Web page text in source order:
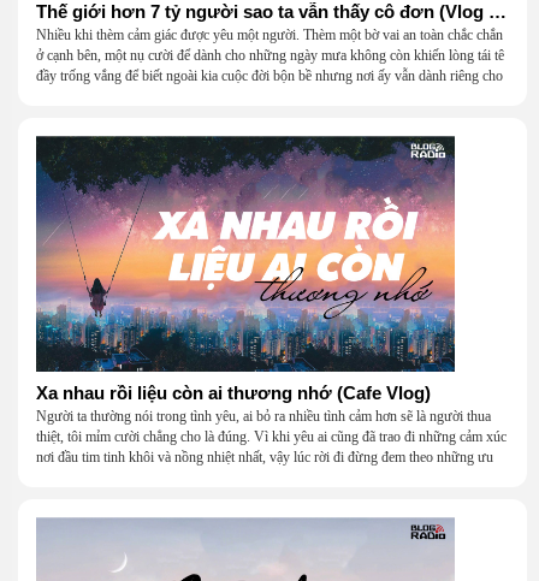
Thế giới hơn 7 tỷ người sao ta vẫn thấy cô đơn (Vlog Radio)
Nhiều khi thèm cảm giác được yêu một người. Thèm một bờ vai an toàn chắc chắn
ở cạnh bên, một nụ cười để dành cho những ngày mưa không còn khiến lòng tái tê
đầy trống vắng để biết ngoài kia cuộc đời bộn bề nhưng nơi ấy vẫn dành riêng cho
Xa nhau rồi liệu còn ai thương nhớ (Cafe Vlog)
Người ta thường nói trong tình yêu, ai bỏ ra nhiều tình cảm hơn sẽ là người thua
thiệt, tôi mỉm cười chẳng cho là đúng. Vì khi yêu ai cũng đã trao đi những cảm xúc
nơi đầu tim tinh khôi và nồng nhiệt nhất, vậy lúc rời đi đừng đem theo những ưu